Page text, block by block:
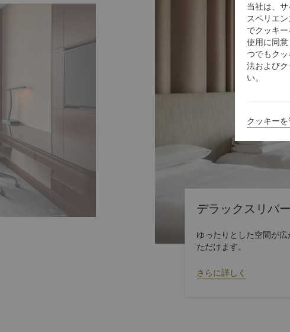
デラックスリバ
ゆったりとした空間が
ただけます。
さらに詳しく
当社は、
スペリエ
でクッキ
使用に同
つでもク
法およびク
い。
クッキー